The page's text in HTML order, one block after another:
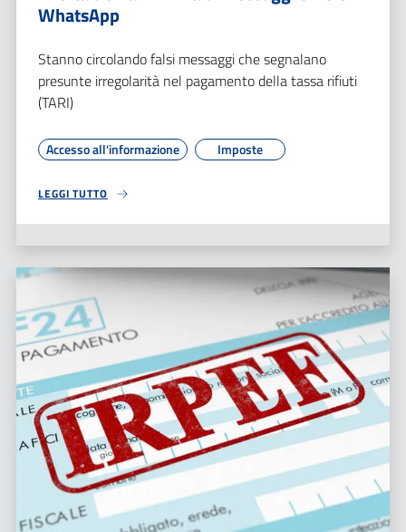
WhatsApp
Stanno circolando falsi messaggi che segnalano
presunte irregolarità nel pagamento della tassa rifiuti
(TARI)
Accesso all'informazione Imposte
LEGGI TUTTO